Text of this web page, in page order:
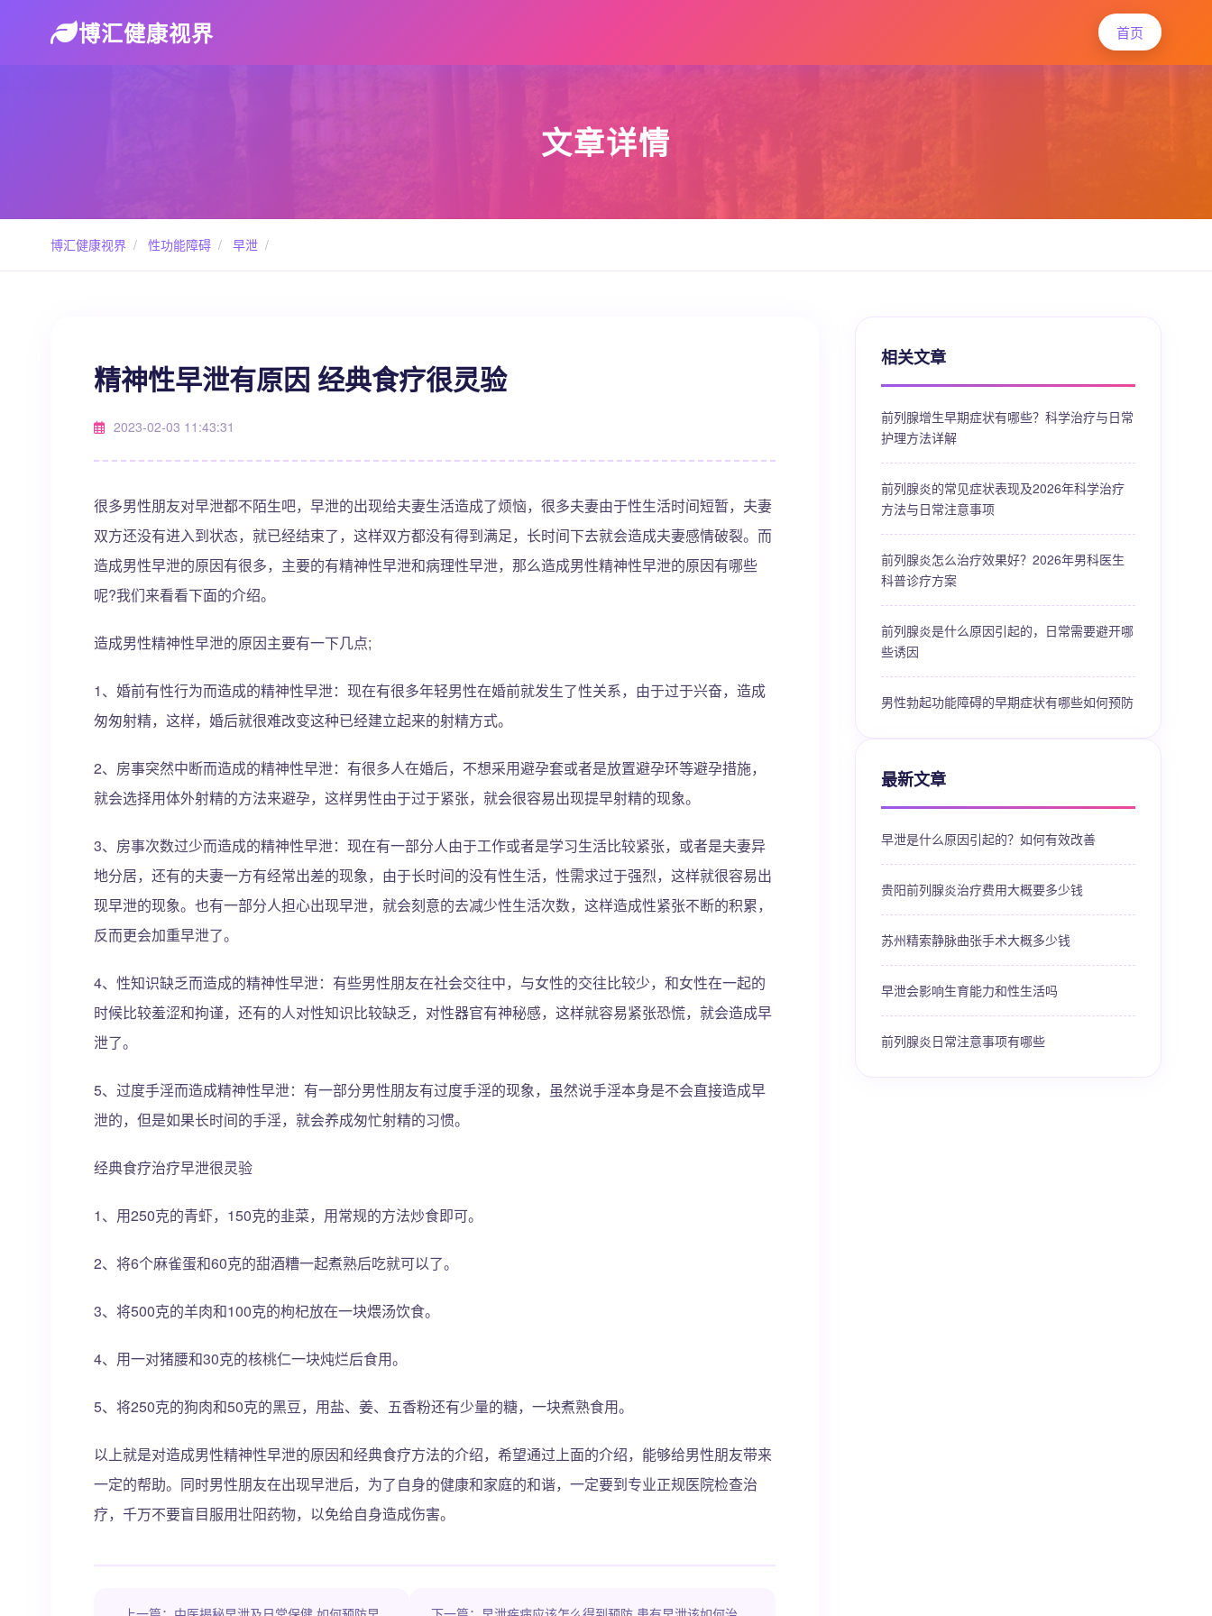
博汇健康视界 首页
文章详情
博汇健康视界 / 性功能障碍 / 早泄 /
精神性早泄有原因 经典食疗很灵验
2023-02-03 11:43:31
很多男性朋友对早泄都不陌生吧，早泄的出现给夫妻生活造成了烦恼，很多夫妻由于性生活时间短暂，夫妻
双方还没有进入到状态，就已经结束了，这样双方都没有得到满足，长时间下去就会造成夫妻感情破裂。而
造成男性早泄的原因有很多，主要的有精神性早泄和病理性早泄，那么造成男性精神性早泄的原因有哪些
呢?我们来看看下面的介绍。
造成男性精神性早泄的原因主要有一下几点;
1、婚前有性行为而造成的精神性早泄：现在有很多年轻男性在婚前就发生了性关系，由于过于兴奋，造成
匆匆射精，这样，婚后就很难改变这种已经建立起来的射精方式。
2、房事突然中断而造成的精神性早泄：有很多人在婚后，不想采用避孕套或者是放置避孕环等避孕措施，
就会选择用体外射精的方法来避孕，这样男性由于过于紧张，就会很容易出现提早射精的现象。
3、房事次数过少而造成的精神性早泄：现在有一部分人由于工作或者是学习生活比较紧张，或者是夫妻异
地分居，还有的夫妻一方有经常出差的现象，由于长时间的没有性生活，性需求过于强烈，这样就很容易出
现早泄的现象。也有一部分人担心出现早泄，就会刻意的去减少性生活次数，这样造成性紧张不断的积累，
反而更会加重早泄了。
4、性知识缺乏而造成的精神性早泄：有些男性朋友在社会交往中，与女性的交往比较少，和女性在一起的
时候比较羞涩和拘谨，还有的人对性知识比较缺乏，对性器官有神秘感，这样就容易紧张恐慌，就会造成早
泄了。
5、过度手淫而造成精神性早泄：有一部分男性朋友有过度手淫的现象，虽然说手淫本身是不会直接造成早
泄的，但是如果长时间的手淫，就会养成匆忙射精的习惯。
经典食疗治疗早泄很灵验
1、用250克的青虾，150克的韭菜，用常规的方法炒食即可。
2、将6个麻雀蛋和60克的甜酒糟一起煮熟后吃就可以了。
3、将500克的羊肉和100克的枸杞放在一块煨汤饮食。
4、用一对猪腰和30克的核桃仁一块炖烂后食用。
5、将250克的狗肉和50克的黑豆，用盐、姜、五香粉还有少量的糖，一块煮熟食用。
以上就是对造成男性精神性早泄的原因和经典食疗方法的介绍，希望通过上面的介绍，能够给男性朋友带来
一定的帮助。同时男性朋友在出现早泄后，为了自身的健康和家庭的和谐，一定要到专业正规医院检查治
疗，千万不要盲目服用壮阳药物，以免给自身造成伤害。
相关文章
前列腺增生早期症状有哪些？科学治疗与日常
护理方法详解
前列腺炎的常见症状表现及2026年科学治疗
方法与日常注意事项
前列腺炎怎么治疗效果好？2026年男科医生
科普诊疗方案
前列腺炎是什么原因引起的，日常需要避开哪
些诱因
男性勃起功能障碍的早期症状有哪些如何预防
最新文章
早泄是什么原因引起的？如何有效改善
贵阳前列腺炎治疗费用大概要多少钱
苏州精索静脉曲张手术大概多少钱
早泄会影响生育能力和性生活吗
前列腺炎日常注意事项有哪些